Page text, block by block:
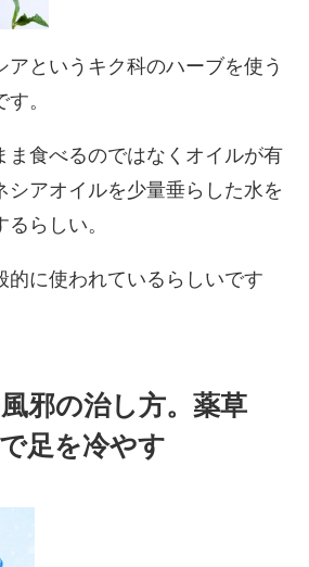
アというキク科のハーブを使う
。
ま食べるのではなくオイルが有
シアオイルを少量垂らした水を
らしい。
的に使われているらしいです
邪の治し方。薬草
足を冷やす